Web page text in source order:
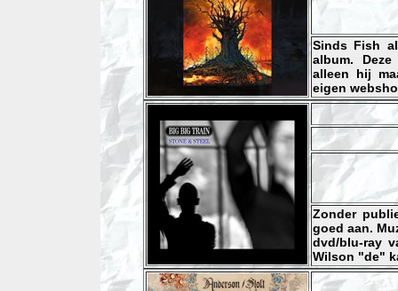
Sinds Fish
album.
alleen hij
eigen
Zonder
goed aan.
dvd/blu-ray
Wilson "de"